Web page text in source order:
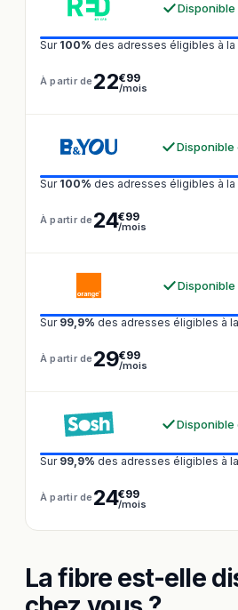
Sur 100% des adresses éligibles à la
À partir de 22€99
/mois
Disponible
Sur 100% des adresses éligibles à la
À partir de 24€99
/mois
Sur 99,9% des adresses éligibles à
À partir de 29€99
/mois
Disponible
Sur 99,9% des adresses éligibles à
À partir de 24€99
/mois
La fibre est-elle